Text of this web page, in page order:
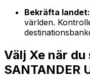
Bekräfta landet:
världen.
Välj Xe när
SANTANDER